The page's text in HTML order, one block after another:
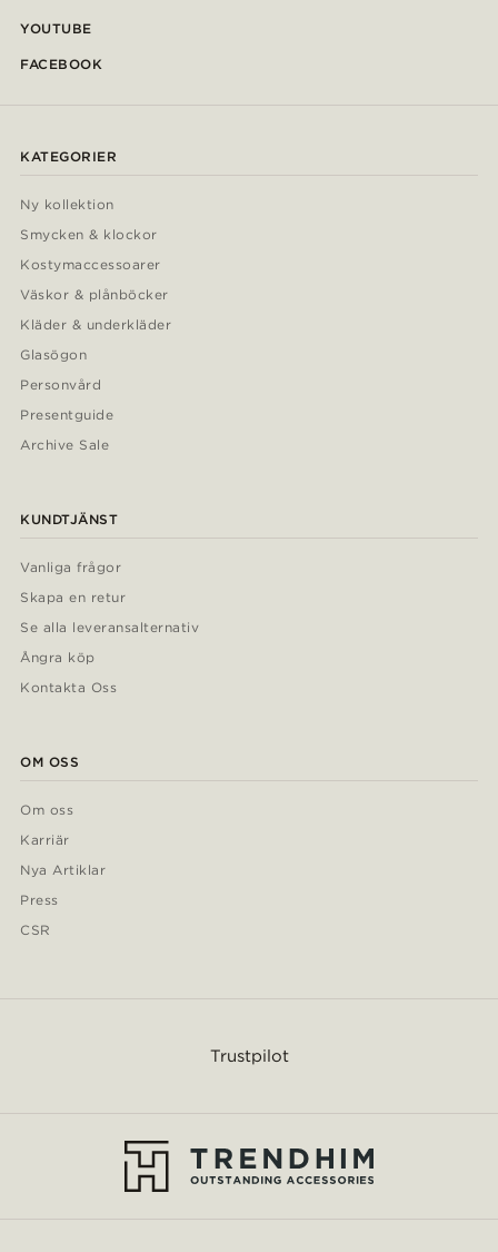
YOUTUBE
FACEBOOK
KATEGORIER
Ny kollektion
Smycken & klockor
Kostymaccessoarer
Väskor & plånböcker
Kläder & underkläder
Glasögon
Personvård
Presentguide
Archive Sale
KUNDTJÄNST
Vanliga frågor
Skapa en retur
Se alla leveransalternativ
Ångra köp
Kontakta Oss
OM OSS
Om oss
Karriär
Nya Artiklar
Press
CSR
Trustpilot